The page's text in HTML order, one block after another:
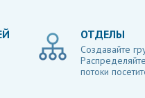
ОТДЕЛЫ
Создавайте
потоки